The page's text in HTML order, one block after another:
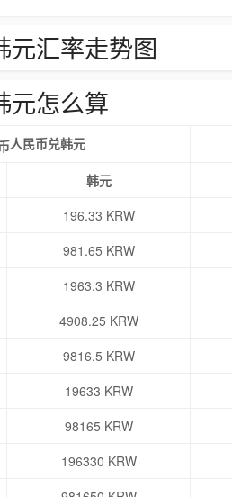
元汇率走势图
元怎么算
人民币兑韩元
韩元
196.33 KRW
981.65 KRW
1963.3 KRW
4908.25 KRW
9816.5 KRW
19633 KRW
98165 KRW
196330 KRW